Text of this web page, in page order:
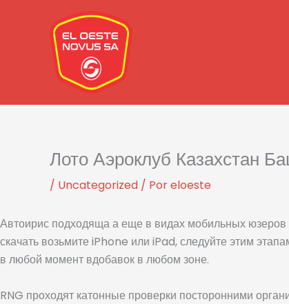
contenido
Лото Аэроклуб Казахстан
/ Uncategorized / Poreloeste
Автоирис подходяща а еще в видах мобильных юзеров
скачать возьмите iPhone или iPad, следуйте этим
в любой момент вдобавок в любом зоне.
RNG проходят катонные проверки посторонними